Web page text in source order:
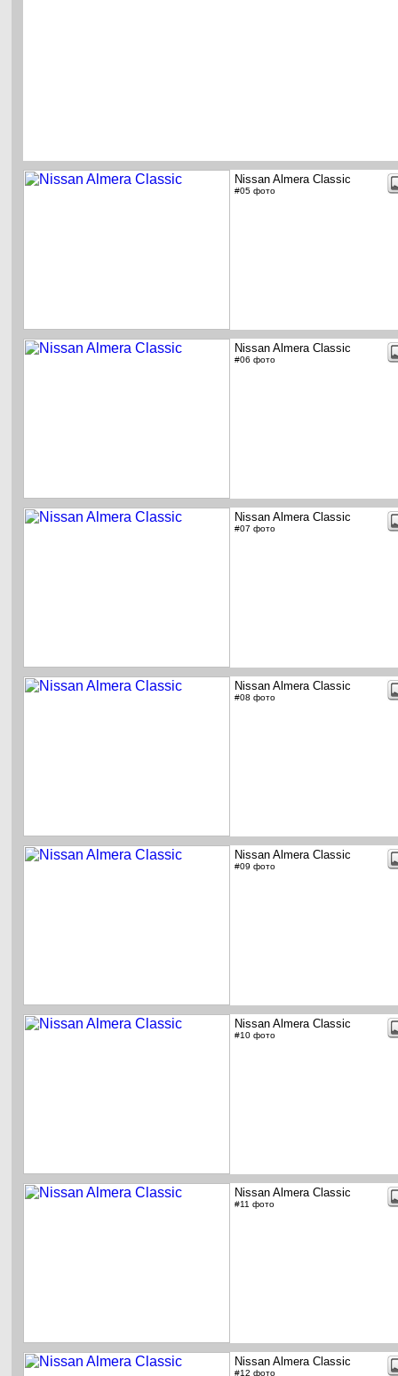
Nissan Almera Classic
#05 фото
Nissan Almera Classic
#06 фото
Nissan Almera Classic
#07 фото
Nissan Almera Classic
#08 фото
Nissan Almera Classic
#09 фото
Nissan Almera Classic
#10 фото
Nissan Almera Classic
#11 фото
Nissan Almera Classic
#12 фото